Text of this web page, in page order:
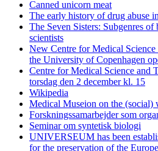
Canned unicorn meat
The early history of drug abuse
The Seven Sisters: Subgenres
scientists
New Centre for Medical
the University of Copenhagen
Centre for Medical Science and
torsdag den 2 december kl. 15
Wikipedia
Medical Museion on the (social)
Forskningssamarbejder som
Seminar om syntetisk biologi
UNIVERSEUM has been
for the preservation of the